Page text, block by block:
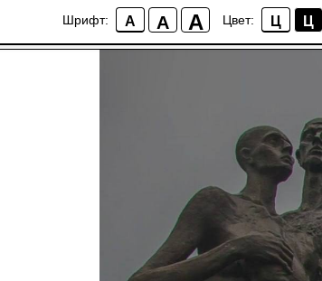
Шрифт: A A A Цвет: Ц Ц
Международный день памяти